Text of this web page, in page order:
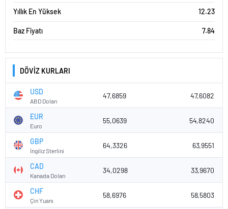
Yıllık En Yüksek 12.23
Baz Fiyatı 7.84
DÖVİZ KURLARI
USD
ABD Doları
47,6859 47,6082
EUR
Euro
55,0639 54,8240
GBP
İngiliz Sterlini
64,3326 63,9551
CAD
Kanada Doları
34,0298 33,9670
CHF
Çin Yuanı
58,6976 58,5803